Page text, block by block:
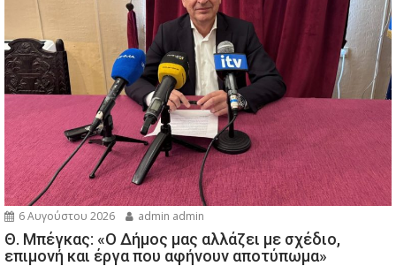
6 Αυγούστου 2026 admin admin
Θ. Μπέγκας: «Ο Δήμος μας αλλάζει με σχέδιο,
επιμονή και έργα που αφήνουν αποτύπωμα»